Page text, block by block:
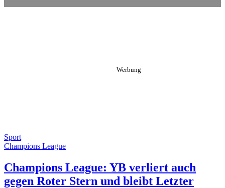
Sport
Champions League
Champions League: YB verliert auch
gegen Roter Stern und bleibt Letzter